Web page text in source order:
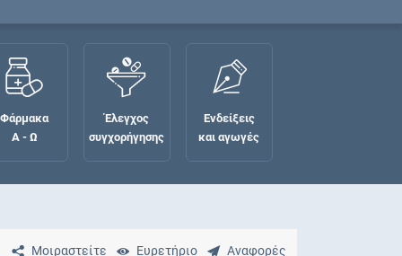
Φάρμακα
Α - Ω
Έλεγχος
συγχορήγησης
Ενδείξεις
και αγωγές
Μοιραστείτε Ευρετήριο Αναφορές